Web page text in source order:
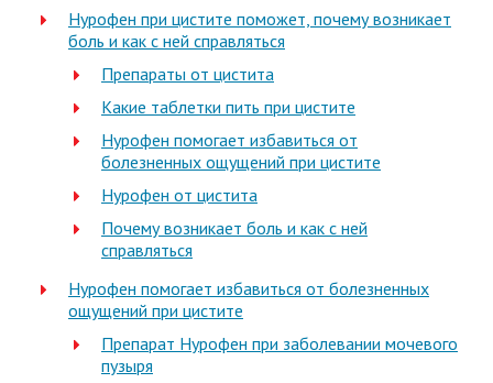
Нурофен при цистите поможет, почему возникает
боль и как с ней справляться
Препараты от цистита
Какие таблетки пить при цистите
Нурофен помогает избавиться от
болезненных ощущений при цистите
Нурофен от цистита
Почему возникает боль и как с ней
справляться
Нурофен помогает избавиться от болезненных
ощущений при цистите
Препарат Нурофен при заболевании мочевого
пузыря